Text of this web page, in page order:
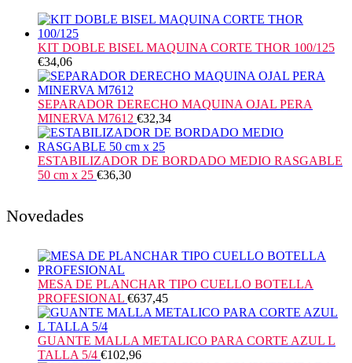
KIT DOBLE BISEL MAQUINA CORTE THOR 100/125
€34,06
SEPARADOR DERECHO MAQUINA OJAL PERA
MINERVA M7612 €32,34
ESTABILIZADOR DE BORDADO MEDIO RASGABLE
50 cm x 25 €36,30
Novedades
MESA DE PLANCHAR TIPO CUELLO BOTELLA
PROFESIONAL €637,45
GUANTE MALLA METALICO PARA CORTE AZUL L
TALLA 5/4 €102,96